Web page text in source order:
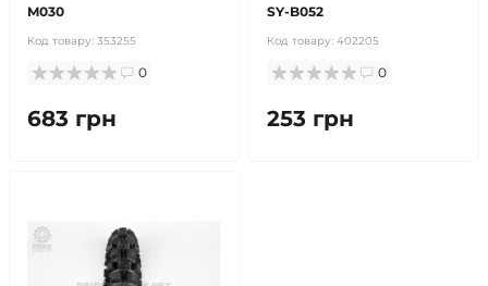
M030
Код товару: 353255
0
683 грн
SY-B052
Код товару: 402205
0
253 грн